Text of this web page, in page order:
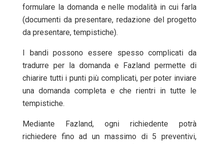
formulare la domanda e nelle modalità in cui farla
(documenti da presentare, redazione del progetto
da presentare, tempistiche).
I bandi possono essere spesso complicati da
tradurre per la domanda e Fazland permette di
chiarire tutti i punti più complicati, per poter inviare
una domanda completa e che rientri in tutte le
tempistiche.
Mediante Fazland, ogni richiedente potrà
richiedere fino ad un massimo di 5 preventivi,